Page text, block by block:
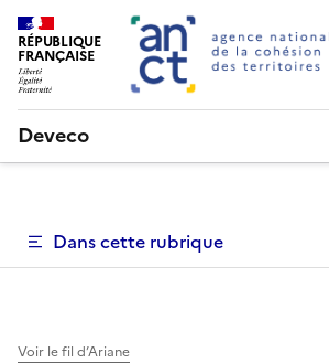
RÉPUBLIQUE
FRANÇAISE
Deveco
Dans cette rubrique
Voir le fil d’Ariane